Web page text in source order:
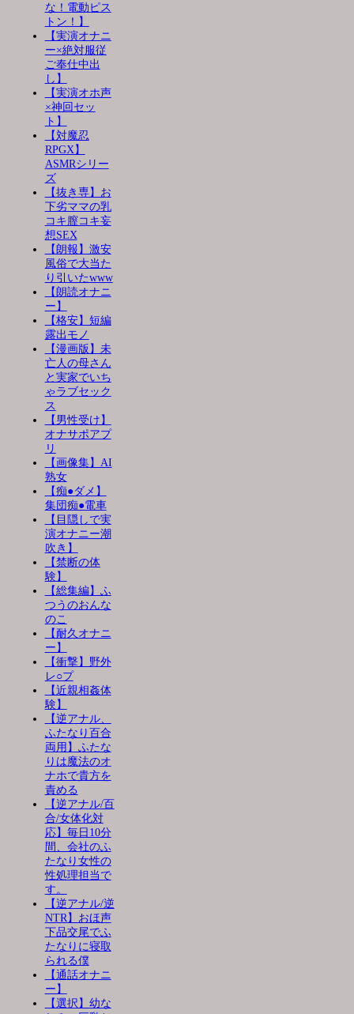
な！電動ピス
トン！】
【実演オナニ
ー×絶対服従
ご奉仕中出
し】
【実演オホ声
×神回セッ
ト】
【対魔忍
RPGX】
ASMRシリー
ズ
【抜き専】お
下劣ママの乳
コキ膣コキ妄
想SEX
【朗報】激安
風俗で大当た
り引いたwww
【朗読オナニ
ー】
【格安】短編
露出モノ
【漫画版】未
亡人の母さん
と実家でいち
ゃラブセック
ス
【男性受け】
オナサポアプ
リ
【画像集】AI
熟女
【痴●ダメ】
集団痴●電車
【目隠しで実
演オナニー潮
吹き】
【禁断の体
験】
【総集編】ふ
つうのおんな
のこ
【耐久オナニ
ー】
【衝撃】野外
レ○プ
【近親相姦体
験】
【逆アナル、
ふたなり百合
両用】ふたな
りは魔法のオ
ナホで貴方を
責める
【逆アナル/百
合/女体化対
応】毎日10分
間、会社のふ
たなり女性の
性処理担当で
す。
【逆アナル/逆
NTR】おほ声
下品交尾でふ
たなりに寝取
られる僕
【通話オナニ
ー】
【選択】幼な